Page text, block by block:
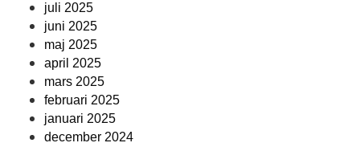
juli 2025
juni 2025
maj 2025
april 2025
mars 2025
februari 2025
januari 2025
december 2024